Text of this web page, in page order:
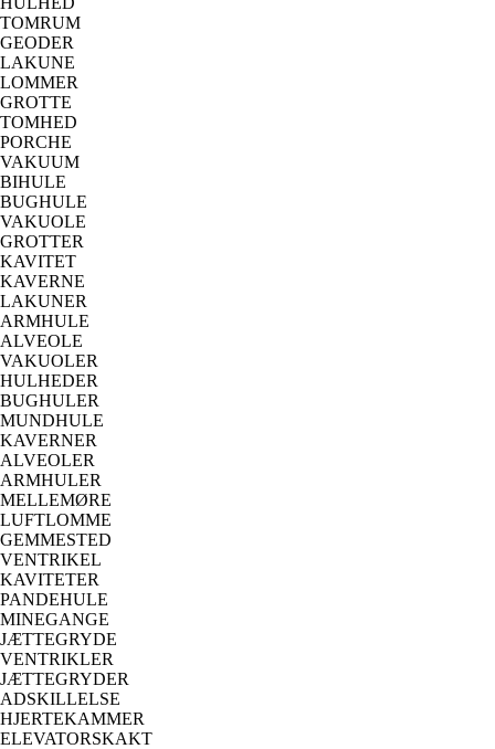
TOMRUM
GEODER
LAKUNE
LOMMER
GROTTE
TOMHED
PORCHE
VAKUUM
BIHULE
BUGHULE
VAKUOLE
GROTTER
KAVITET
KAVERNE
LAKUNER
ARMHULE
ALVEOLE
VAKUOLER
HULHEDER
BUGHULER
MUNDHULE
KAVERNER
ALVEOLER
ARMHULER
MELLEMØRE
LUFTLOMME
GEMMESTED
VENTRIKEL
KAVITETER
PANDEHULE
MINEGANGE
JÆTTEGRYDE
VENTRIKLER
JÆTTEGRYDER
ADSKILLELSE
HJERTEKAMMER
ELEVATORSKAKT